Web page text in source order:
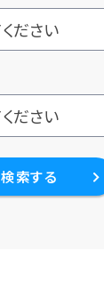
検索する